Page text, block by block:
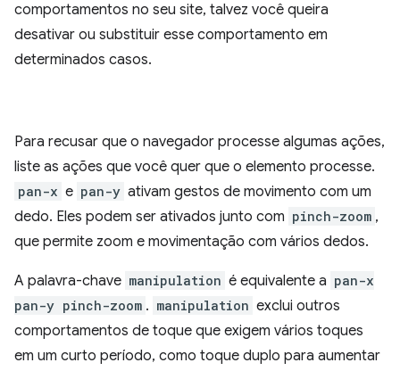
comportamentos no seu site, talvez você queira
desativar ou substituir esse comportamento em
determinados casos.
Para recusar que o navegador processe algumas ações,
liste as ações que você quer que o elemento processe.
pan-x e pan-y ativam gestos de movimento com um
dedo. Eles podem ser ativados junto com pinch-zoom ,
que permite zoom e movimentação com vários dedos.
A palavra-chave manipulation é equivalente a pan-x
pan-y pinch-zoom . manipulation exclui outros
comportamentos de toque que exigem vários toques
em um curto período, como toque duplo para aumentar